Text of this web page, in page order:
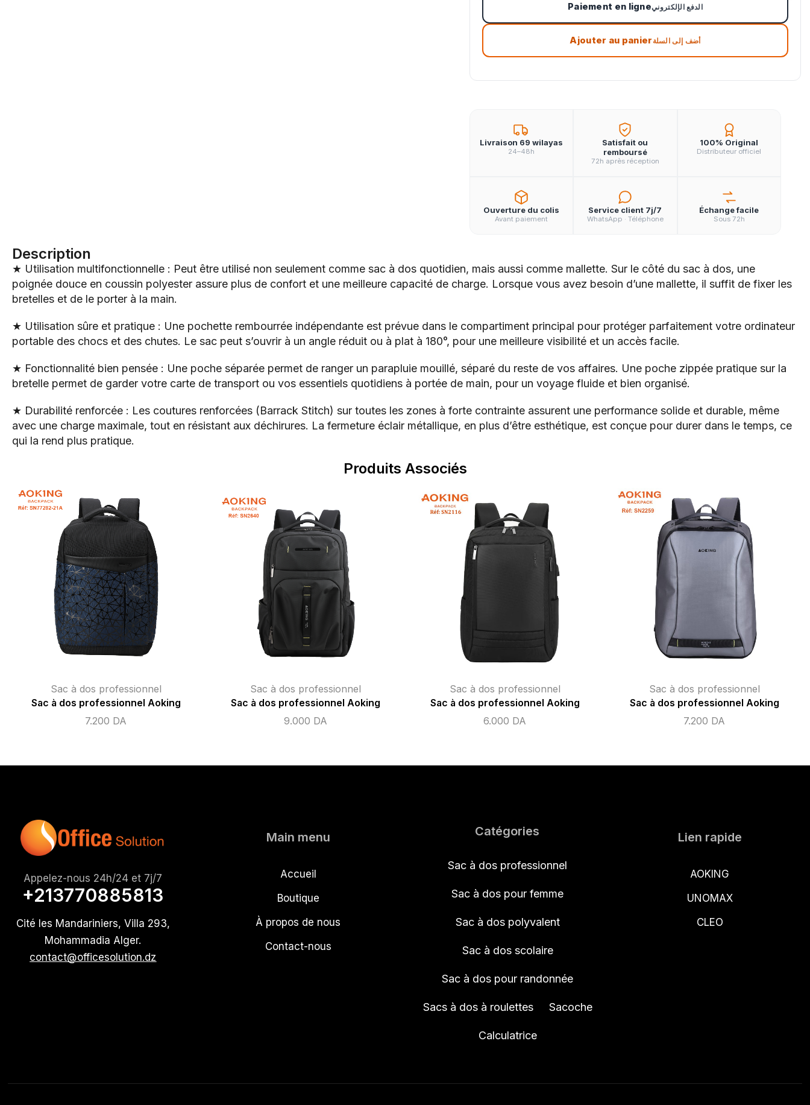
Paiement en ligneالدفع الإلكتروني
Ajouter au panier أضف إلى السلة
Livraison 69 wilayas
24–48h
Satisfait ou
remboursé
72h après réception
100% Original
Distributeur officiel
Ouverture du colis
Avant paiement
Service client 7j/7
WhatsApp · Téléphone
Échange facile
Sous 72h
Description
★ Utilisation multifonctionnelle : Peut être utilisé non seulement comme sac à dos quotidien, mais aussi comme mallette. Sur le côté du sac à dos, une
poignée douce en coussin polyester assure plus de confort et une meilleure capacité de charge. Lorsque vous avez besoin d’une mallette, il suffit de fixer les
bretelles et de le porter à la main.
★ Utilisation sûre et pratique : Une pochette rembourrée indépendante est prévue dans le compartiment principal pour protéger parfaitement votre ordinateur
portable des chocs et des chutes. Le sac peut s’ouvrir à un angle réduit ou à plat à 180°, pour une meilleure visibilité et un accès facile.
★ Fonctionnalité bien pensée : Une poche séparée permet de ranger un parapluie mouillé, séparé du reste de vos affaires. Une poche zippée pratique sur la
bretelle permet de garder votre carte de transport ou vos essentiels quotidiens à portée de main, pour un voyage fluide et bien organisé.
★ Durabilité renforcée : Les coutures renforcées (Barrack Stitch) sur toutes les zones à forte contrainte assurent une performance solide et durable, même
avec une charge maximale, tout en résistant aux déchirures. La fermeture éclair métallique, en plus d’être esthétique, est conçue pour durer dans le temps, ce
qui la rend plus pratique.
Produits Associés
Sac à dos professionnel
Sac à dos professionnel Aoking
7.200 DA
Sac à dos professionnel
Sac à dos professionnel Aoking
9.000 DA
Sac à dos professionnel
Sac à dos professionnel Aoking
6.000 DA
Sac à dos professionnel
Sac à dos professionnel Aoking
7.200 DA
Appelez-nous 24h/24 et 7j/7
+213770885813
Cité les Mandariniers, Villa 293,
Mohammadia Alger.
contact@officesolution.dz
Main menu
Accueil
Boutique
À propos de nous
Contact-nous
Catégories
Sac à dos professionnel
Sac à dos pour femme
Sac à dos polyvalent
Sac à dos scolaire
Sac à dos pour randonnée
Sacs à dos à roulettes Sacoche
Calculatrice
Lien rapide
AOKING
UNOMAX
CLEO